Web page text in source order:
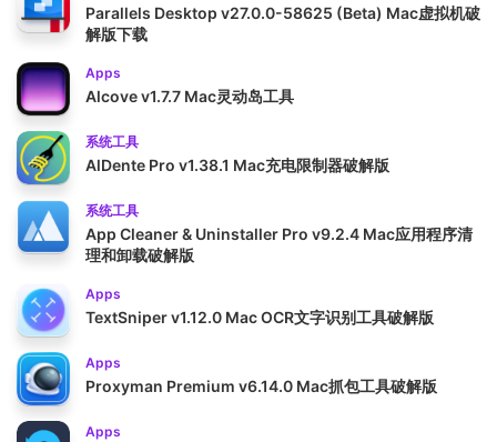
Parallels Desktop v27.0.0-58625 (Beta) Mac虚拟机破
解版下载
Apps
Alcove v1.7.7 Mac灵动岛工具
系统工具
AlDente Pro v1.38.1 Mac充电限制器破解版
系统工具
App Cleaner & Uninstaller Pro v9.2.4 Mac应用程序清
理和卸载破解版
Apps
TextSniper v1.12.0 Mac OCR文字识别工具破解版
Apps
Proxyman Premium v6.14.0 Mac抓包工具破解版
Apps